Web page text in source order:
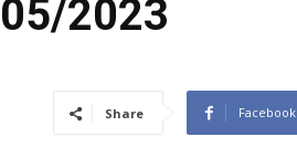
2023
Share Facebook